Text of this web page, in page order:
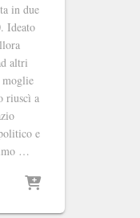
in due
Ideato
altri
riuscì a
e
…